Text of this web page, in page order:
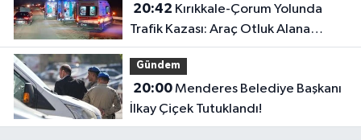
20:42
Trafik Kazası: Araç Otluk Alana
Devrildi, Yaralılar Var!
Gündem
20:00Menderes Belediye Başkanı
İlkay Çiçek Tutuklandı!